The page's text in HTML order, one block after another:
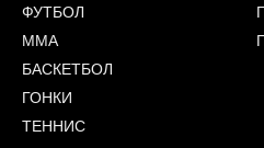
ФУТБОЛ
ММА
БАСКЕТБОЛ
ГОНКИ
ТЕННИС